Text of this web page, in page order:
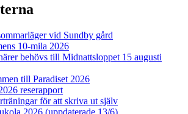
vid Sundby gård
10-mila 2026
behövs till Midnattsloppet 15 augusti
till Paradiset 2026
reserapport
för att skriva ut själv
2026 (uppdaterade 13/6)